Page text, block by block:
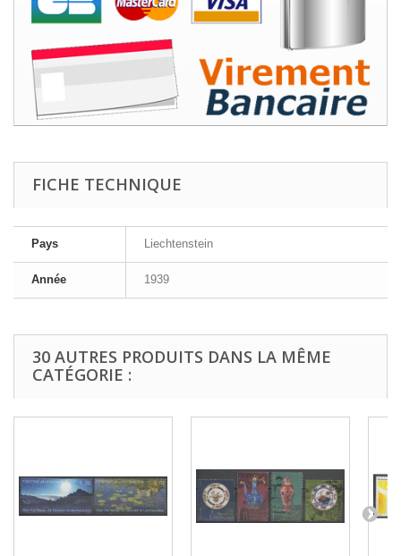
FICHE TECHNIQUE
Pays Liechtenstein
Année 1939
30 AUTRES PRODUITS DANS LA MÊME
CATÉGORIE :